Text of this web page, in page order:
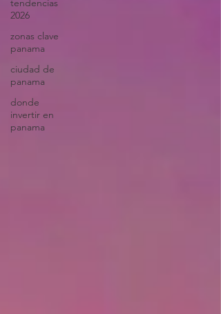
tendencias
2026
zonas clave
panama
ciudad de
panama
donde
invertir en
panama